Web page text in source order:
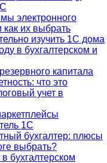
электронного
как их выбрать
изучить 1С дома
в бухгалтерском и
капитала
что это
учет в
1С
бухгалтер: плюсы
выбрать?
бухгалтерском